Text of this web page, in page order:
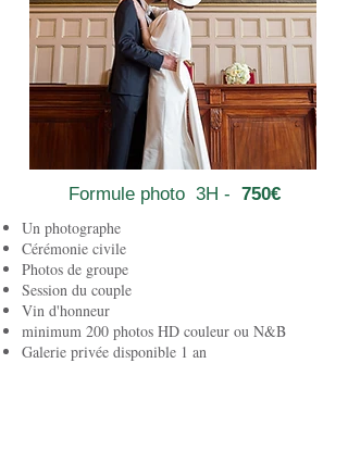
Formule photo 3H - 750€
Un photographe
Cérémonie civile
Photos de groupe
Session du couple
Vin d'honneur
minimum 200 photos HD couleur ou N&B
Galerie privée disponible 1 an